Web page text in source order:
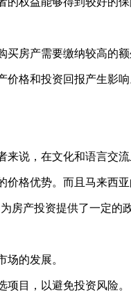
房产需要缴纳较高的额
格和投资回报产生影
说，在文化和语言交流
格优势。而且马来西
房产投资提供了一定的
的发展。
目，以避免投资风险。